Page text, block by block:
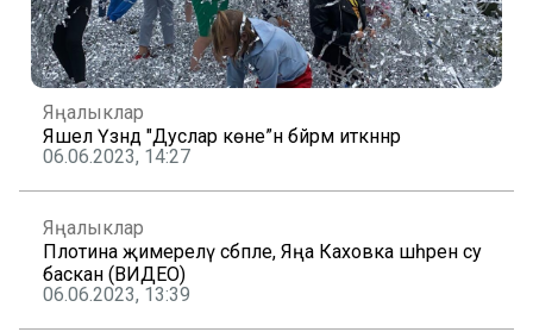
Яңалыклар
Яшел Үзәндә "Дуслар көне”н бәйрәм иткәннәр
06.06.2023, 14:27
Яңалыклар
Плотина җимерелү сәбәпле, Яңа Каховка шәһәрен су
баскан (ВИДЕО)
06.06.2023, 13:39